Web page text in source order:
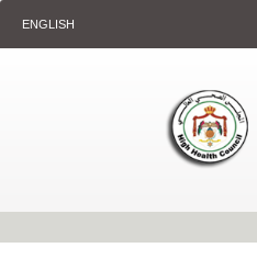
ENGLISH